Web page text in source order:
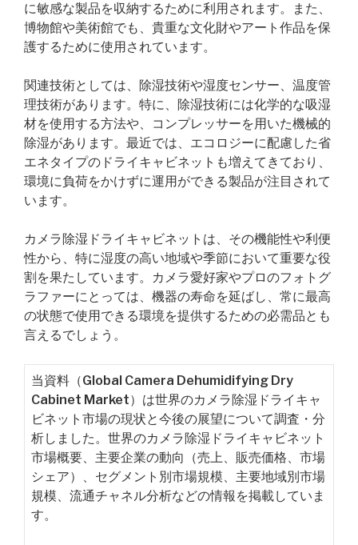
に敏感な製品を収納するために利用されます。また、
博物館や美術館でも、貴重な文化財やアート作品を保
護するために使用されています。
関連技術としては、除湿技術や湿度センサー、温度管
理技術があります。特に、除湿技術には化学的な吸湿
材を使用する方法や、コンプレッサーを用いた機械的
除湿があります。最近では、エコロジーに配慮した省
エネタイプのドライキャビネットも増えてきており、
環境に負荷をかけずに運用ができる製品が注目されて
います。
カメラ除湿ドライキャビネットは、その機能性や利便
性から、特に湿度の高い地域や季節において重要な役
割を果たしています。カメラ愛好家やプロのフォトグ
ラファーにとっては、機器の寿命を延ばし、常に最高
の状態で使用できる環境を提供するための必需品とも
言えるでしょう。
当資料（Global Camera Dehumidifying Dry
Cabinet Market）は世界のカメラ除湿ドライキャ
ビネット市場の現状と今後の展望について調査・分
析しました。世界のカメラ除湿ドライキャビネット
市場概要、主要企業の動向（売上、販売価格、市場
シェア）、セグメント別市場規模、主要地域別市場
規模、流通チャネル分析などの情報を掲載していま
す。